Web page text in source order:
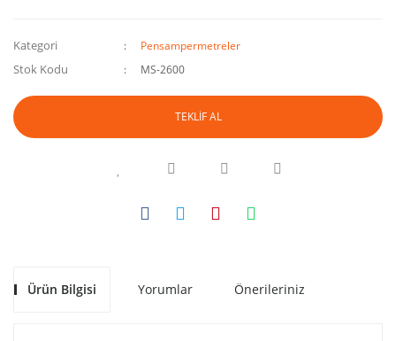
Kategori Pensampermetreler
Stok Kodu MS-2600
TEKLİF AL
Ürün Bilgisi Yorumlar Önerileriniz